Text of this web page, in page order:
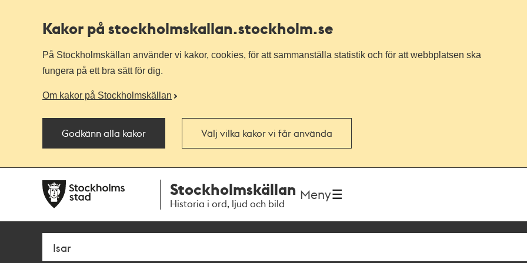
Kakor på stockholmskallan.stockholm.se
På Stockholmskällan använder vi kakor, cookies, för att sammanställa statistik och för att webbplatsen ska
fungera på ett bra sätt för dig.
Om kakor på Stockholmskällan
Godkänn alla kakor Välj vilka kakor vi får använda
navigationen
huvudinnehållet
Stockholmskällan
Historia i ord, ljud och bild
Meny
Sök